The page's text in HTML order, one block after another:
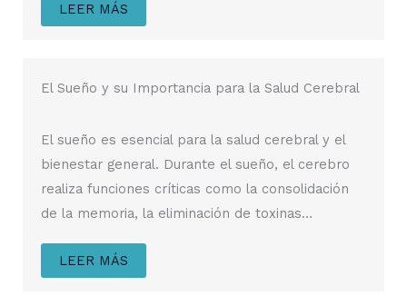
LEER MÁS
El Sueño y su Importancia para la Salud Cerebral
El sueño es esencial para la salud cerebral y el
bienestar general. Durante el sueño, el cerebro
realiza funciones críticas como la consolidación
de la memoria, la eliminación de toxinas…
LEER MÁS